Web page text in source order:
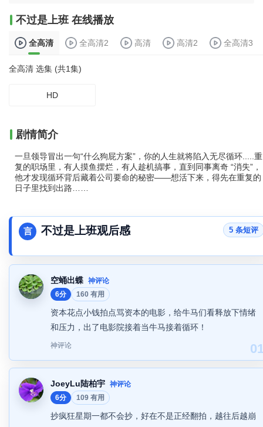
不过是上班 在线播放
全高清 全高清2 高清 高清2 全高清3
全高清 选集 (共1集)
HD
剧情简介
一旦领导冒出一句“什么狗屁方案”，你的人生就将陷入无尽循环.....重
复的职场里，有人摸鱼摆烂，有人趁机搞事，直到同事离奇 “消失”，
他才发现循环背后藏着公司要命的秘密——想活下来，得先在重复的
日子里找到出路……
言 不过是上班观后感 5 条短评
空蛹出蝶 神评论
6分
160 有用
资本花点小钱拍点骂资本的电影，给牛马们看释放下情绪
和压力，出了电影院接着当牛马接着循环！
神评论
JoeyLu陆柏宇 神评论
6分
109 有用
抄疯狂星期一都不会抄，好在不是正经翻拍，越往后越崩